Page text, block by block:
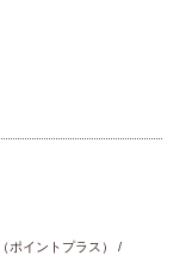
ポイントプラス）